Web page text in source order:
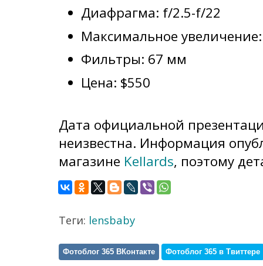
Диафрагма: f/2.5-f/22
Максимальное
Фильтры: 67 мм
Цена: $550
Дата официальной
неизвестна. Информация
магазине Kellards, поэтому
Теги: lensbaby
Фотоблог 365 ВКонтакте Фотоблог 365 в Твиттере